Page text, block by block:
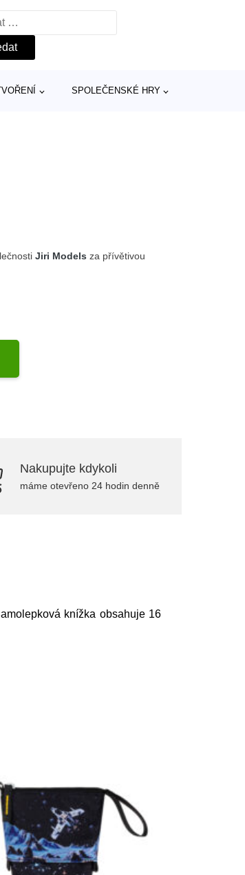
SPOLEČENSKÉ HRY
Jiri Models za přívětivou
Nakupujte kdykoli
máme otevřeno 24 hodin denně
knížka obsahuje 16